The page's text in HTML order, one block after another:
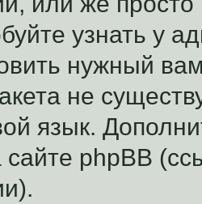
узнать у
нужный
не
язык.
сайте phpBB